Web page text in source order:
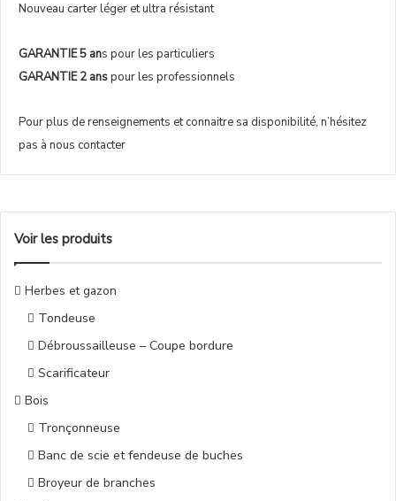
Nouveau carter léger et ultra résistant
GARANTIE 5 ans pour les particuliers
GARANTIE 2 anspour les professionnels
Pour plus de renseignements et connaitre sa disponibilité, n’hésitez
pas à nous contacter
Voir les produits
Herbes et gazon
Tondeuse
Débroussailleuse – Coupe bordure
Scarificateur
Bois
Tronçonneuse
Banc de scie et fendeuse de buches
Broyeur de branches